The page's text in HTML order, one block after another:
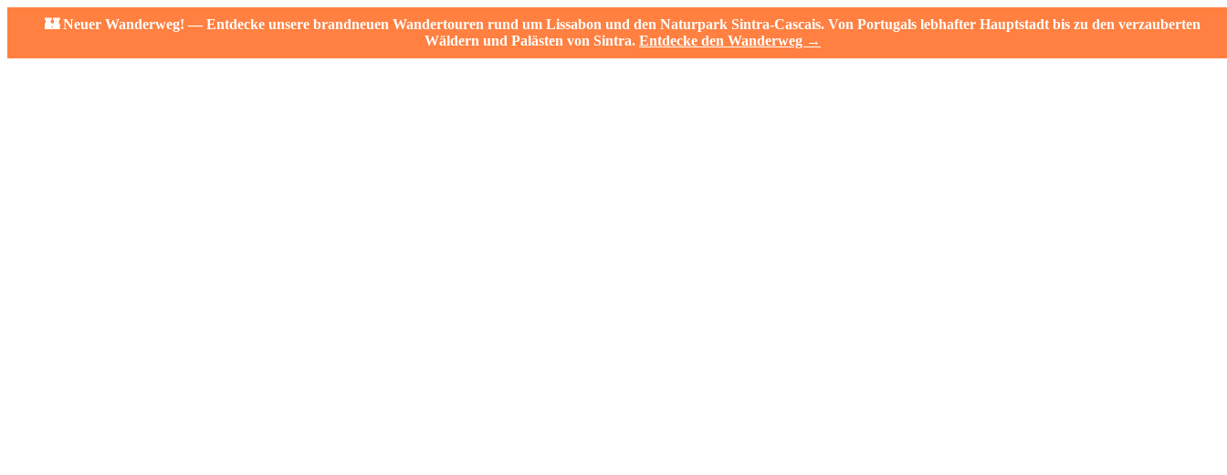
🏰 Neuer Wanderweg! — Entdecke unsere brandneuen Wandertouren rund um Lissabon und den Naturpark Sintra-Cascais. Von Portugals lebhafter Hauptstadt bis zu den verzauberten
Wäldern und Palästen von Sintra. Entdecke den Wanderweg →